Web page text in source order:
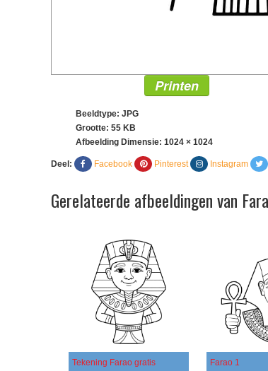
Printen
Beeldtype: JPG
Grootte: 55 KB
Afbeelding Dimensie: 1024 × 1024
Deel: Facebook Pinterest Instagram
Gerelateerde afbeeldingen van
Tekening Farao gratis Farao 1